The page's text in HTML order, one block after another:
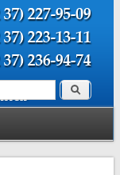
Поиск